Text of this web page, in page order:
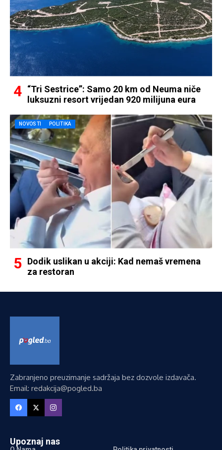
“Tri Sestrice”: Samo 20 km od Neuma niče
luksuzni resort vrijedan 920 milijuna eura
NOVOSTI POLITIKA
Dodik uslikan u akciji: Kad nemaš vremena
za restoran
Zabranjeno preuzimanje sadržaja bez dozvole izdavača.
Email: redakcija@pogled.ba
Upoznaj nas